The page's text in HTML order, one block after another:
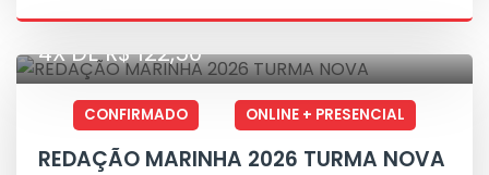
4X DE R$ 122,50
CONFIRMADO ONLINE + PRESENCIAL
REDAÇÃO MARINHA 2026 TURMA NOVA